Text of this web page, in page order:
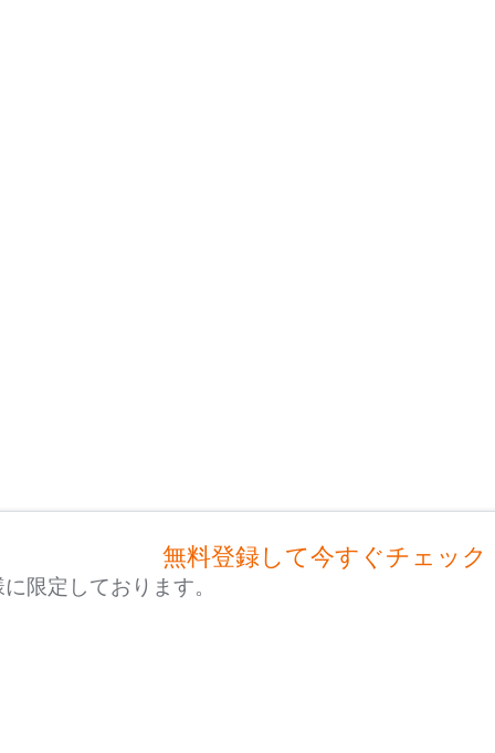
無料登録して今すぐチェック
限定しております。